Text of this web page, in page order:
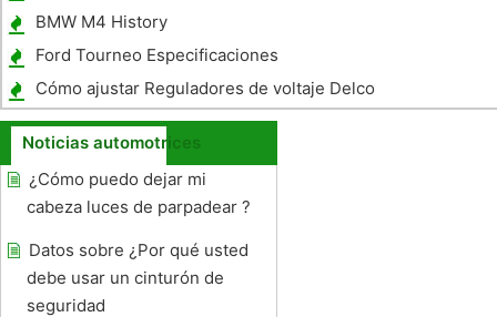
Neon Starter 2005
BMW M4 History
Ford Tourneo Especificaciones
Cómo ajustar Reguladores de voltaje Delco
Noticias automotrices
¿Cómo puedo dejar mi
cabeza luces de parpadear ?
Datos sobre ¿Por qué usted
debe usar un cinturón de
seguridad